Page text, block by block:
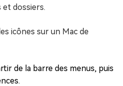
et dossiers.
icônes sur un Mac de
de la barre des menus, puis